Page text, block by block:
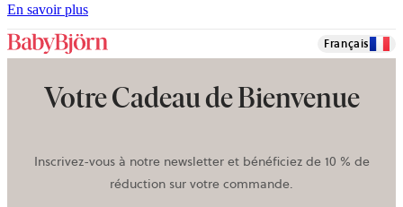
En savoir plus
Français
Votre Cadeau de Bienvenue
Inscrivez-vous à notre newsletter et bénéficiez de 10 % de
réduction sur votre commande.